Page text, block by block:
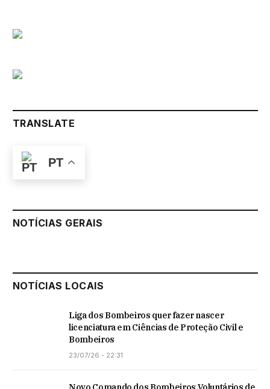
TRANSLATE
PT
NOTÍCIAS GERAIS
NOTÍCIAS LOCAIS
Liga dos Bombeiros quer fazer nascer
licenciatura em Ciências de Proteção Civil e
Bombeiros
23/07/26 - 22:31